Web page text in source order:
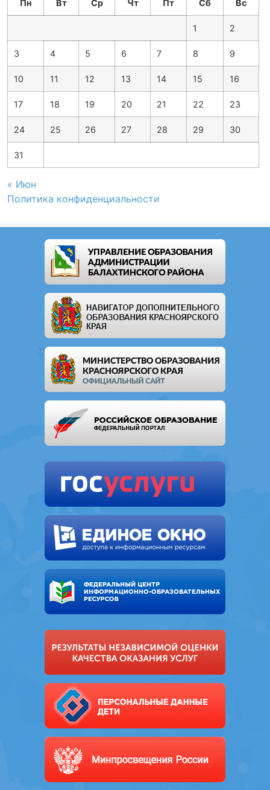
Пн
Вт Ср Чт Пт Сб Вс
1 2
3 4 5 6 7 8 9
10 11 12 13 14 15 16
17 18 19 20 21 22 23
24 25 26 27 28 29 30
31
« Июн
Политика конфиденциальности